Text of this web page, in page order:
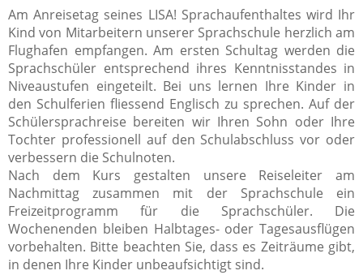
Am Anreisetag seines LISA! Sprachaufenthaltes wird Ihr
Kind von Mitarbeitern unserer Sprachschule herzlich am
Flughafen empfangen. Am ersten Schultag werden die
Sprachschüler entsprechend ihres Kenntnisstandes in
Niveaustufen eingeteilt. Bei uns lernen Ihre Kinder in
den Schulferien fliessend Englisch zu sprechen. Auf der
Schülersprachreise bereiten wir Ihren Sohn oder Ihre
Tochter professionell auf den Schulabschluss vor oder
verbessern die Schulnoten.
Nach dem Kurs gestalten unsere Reiseleiter am
Nachmittag zusammen mit der Sprachschule ein
Freizeitprogramm für die Sprachschüler. Die
Wochenenden bleiben Halbtages- oder Tagesausflügen
vorbehalten. Bitte beachten Sie, dass es Zeiträume gibt,
in denen Ihre Kinder unbeaufsichtigt sind.